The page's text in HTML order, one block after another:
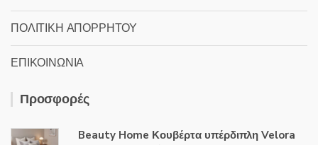
ΠΟΛΙΤΙΚΗ ΑΠΟΡΡΗΤΟΥ
ΕΠΙΚΟΙΝΩΝΙΑ
Προσφορές
Beauty Home Κουβέρτα υπέρδιπλη Velora